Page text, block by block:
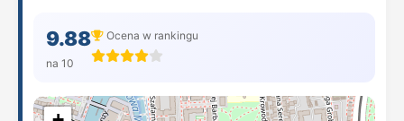
9.88
na 10
Ocena w rankingu